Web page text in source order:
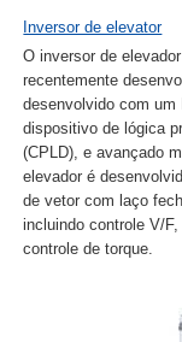
Inversor de elevator
O inversor de
recentemente
desenvolvido com um
dispositivo de lógica
(CPLD), e avançado
elevador é
de vetor com laço
incluindo controle V/
controle de torque.